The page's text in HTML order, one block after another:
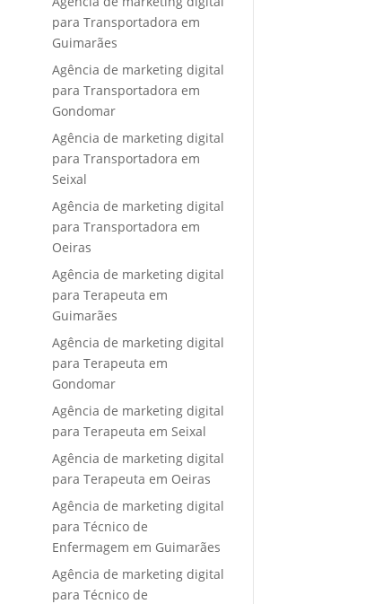
para Transportadora em
Guimarães
Agência de marketing digital
para Transportadora em
Gondomar
Agência de marketing digital
para Transportadora em
Seixal
Agência de marketing digital
para Transportadora em
Oeiras
Agência de marketing digital
para Terapeuta em
Guimarães
Agência de marketing digital
para Terapeuta em
Gondomar
Agência de marketing digital
para Terapeuta em Seixal
Agência de marketing digital
para Terapeuta em Oeiras
Agência de marketing digital
para Técnico de
Enfermagem em Guimarães
Agência de marketing digital
para Técnico de